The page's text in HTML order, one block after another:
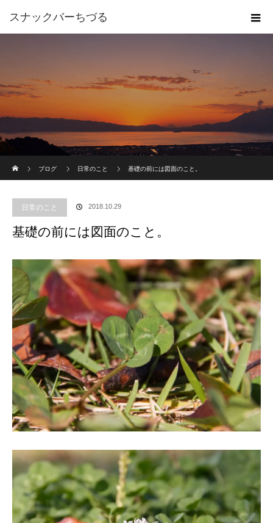
スナックバーちづる
ブログ
日常のこと 基礎の前には図面のこと。
日常のこと 2018.10.29
基礎の前には図面のこと。